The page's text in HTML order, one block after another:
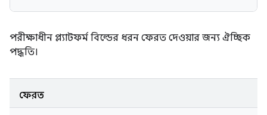
পরীক্ষাধীন প্ল্যাটফর্ম বিল্ডের ধরন ফেরত দেওয়ার জন্য ঐচ্ছিক
পদ্ধতি।
ফেরত